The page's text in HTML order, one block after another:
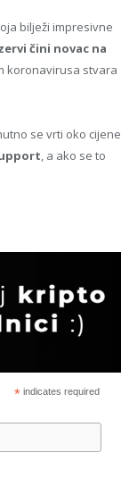
bilježi impresivne
čini novac na
koronavirusa stvara
se vrti oko cijene
, a ako se to
*indicates required